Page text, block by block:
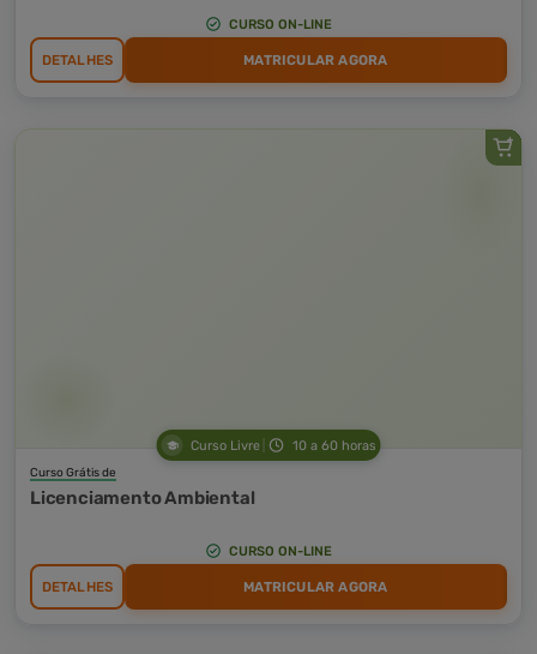
CURSO ON-LINE
DETALHES MATRICULAR AGORA
Curso Livre 10 a 60 horas
Curso Grátis de
Licenciamento Ambiental
CURSO ON-LINE
DETALHES MATRICULAR AGORA